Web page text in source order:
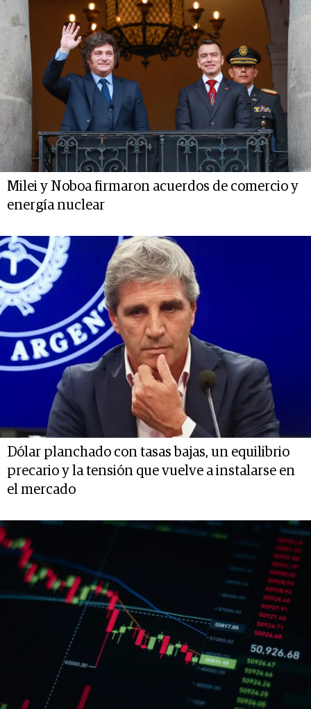
Milei y Noboa firmaron acuerdos de comercio y
energía nuclear
Dólar planchado con tasas bajas, un equilibrio
precario y la tensión que vuelve a instalarse en
el mercado